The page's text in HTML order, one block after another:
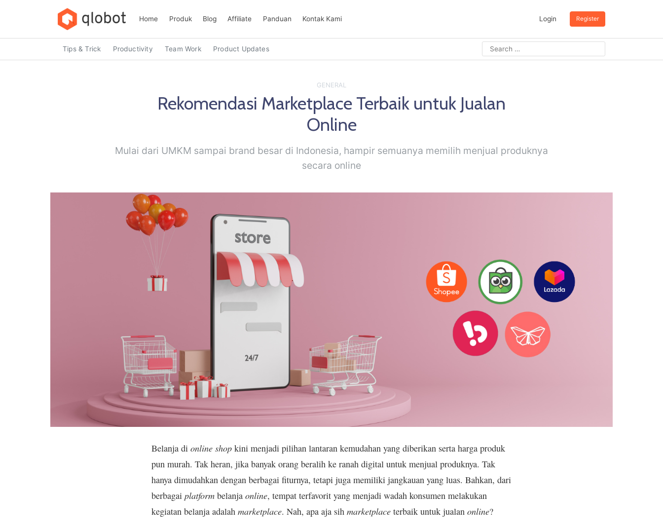
Home Produk Blog Affiliate Panduan Kontak Kami Login Register
Tips & Trick Productivity Team Work Product Updates
GENERAL
Rekomendasi Marketplace Terbaik untuk Jualan
Online
Mulai dari UMKM sampai brand besar di Indonesia, hampir semuanya memilih menjual produknya
secara online
Belanja di online shop kini menjadi pilihan lantaran kemudahan yang diberikan serta harga produk
pun murah. Tak heran, jika banyak orang beralih ke ranah digital untuk menjual produknya. Tak
hanya dimudahkan dengan berbagai fiturnya, tetapi juga memiliki jangkauan yang luas. Bahkan, dari
berbagai platform belanja online, tempat terfavorit yang menjadi wadah konsumen melakukan
kegiatan belanja adalah marketplace. Nah, apa aja sih marketplace terbaik untuk jualan online?